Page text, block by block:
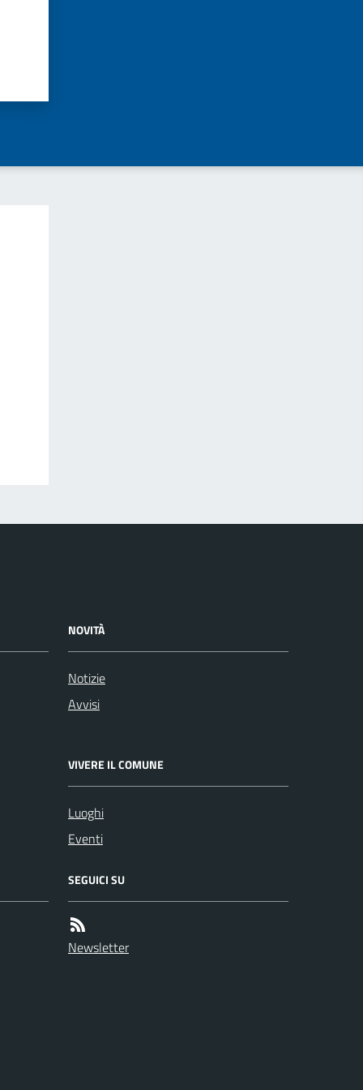
NOVITÀ
Notizie
Avvisi
VIVERE IL COMUNE
Luoghi
Eventi
SEGUICI SU
Newsletter